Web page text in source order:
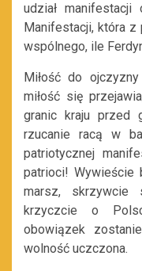
udział manifestacji
Manifestacji, która
wspólnego, ile
Miłość do
miłość się
granic kraju przed
rzucanie racą w
patriotycznej
patrioci! Wywieście
marsz,
krzyczcie o
obowiązek
wolność uczczona.